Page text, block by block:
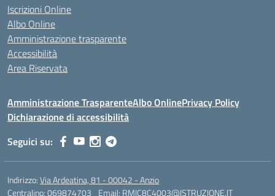
Iscrizioni Online
Albo Online
Amministrazione trasparente
Accessibilità
Area Riservata
Amministrazione TrasparenteAlbo OnlinePrivacy Policy
Dichiarazione di accessibilità
Seguici su:
Indirizzo:Via Ardeatina, 81 - 00042 - Anzio
Centralino:069874703 Email: RMIC8C4003@ISTRUZIONE.IT